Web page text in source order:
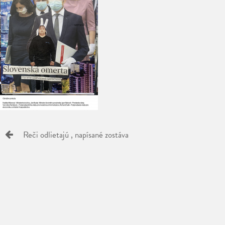
Reči odlietajú , napísané zostáva